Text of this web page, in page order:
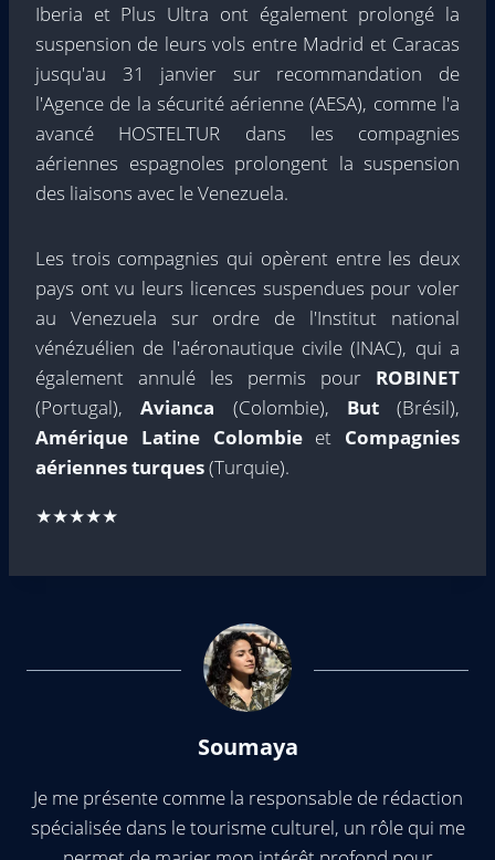
Iberia et Plus Ultra ont également prolongé la
suspension de leurs vols entre Madrid et Caracas
jusqu'au 31 janvier sur recommandation de
l'Agence de la sécurité aérienne (AESA), comme l'a
avancé HOSTELTUR dans les compagnies
aériennes espagnoles prolongent la suspension
des liaisons avec le Venezuela.
Les trois compagnies qui opèrent entre les deux
pays ont vu leurs licences suspendues pour voler
au Venezuela sur ordre de l'Institut national
vénézuélien de l'aéronautique civile (INAC), qui a
également annulé les permis pour ROBINET
(Portugal),Avianca (Colombie), But(Brésil),
Amérique Latine Colombieet Compagnies
aériennes turques(Turquie).
★★★★★
Soumaya
Je me présente comme la responsable de rédaction
spécialisée dans le tourisme culturel, un rôle qui me